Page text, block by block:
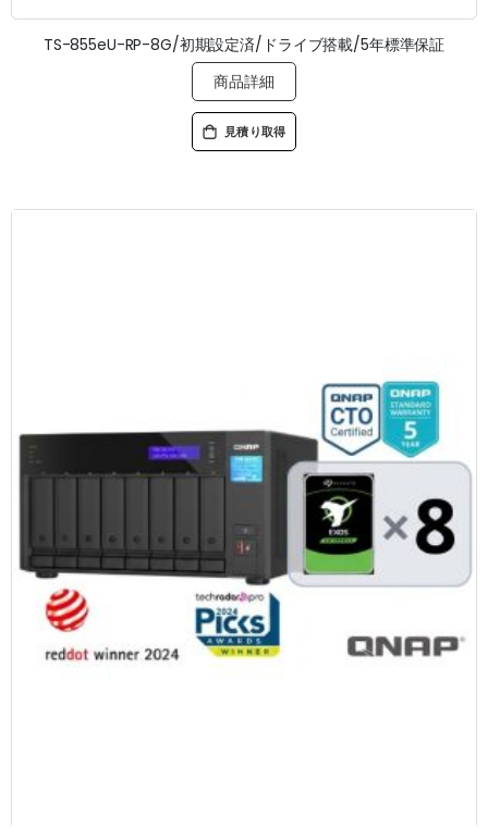
TS-855eU-RP-8G/初期設定済/ドライブ搭載/5年標準保証
商品詳細
見積り取得